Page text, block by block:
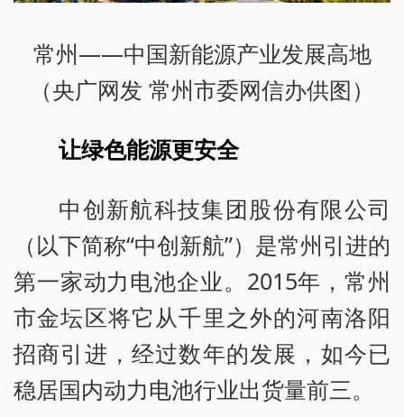
常州——中国新能源产业发展高地
（央广网发 常州市委网信办供图）
让绿色能源更安全
中创新航科技集团股份有限公司
（以下简称“中创新航”）是常州引进的
第一家动力电池企业。2015年，常州
市金坛区将它从千里之外的河南洛阳
招商引进，经过数年的发展，如今已
稳居国内动力电池行业出货量前三。